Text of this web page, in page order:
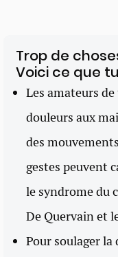
Trop de
Voici ce que
Les amateurs
douleurs aux
des
gestes peuvent
le syndrome du
De Quervain et
Pour soulager